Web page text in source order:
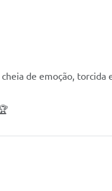
de emoção, torcida